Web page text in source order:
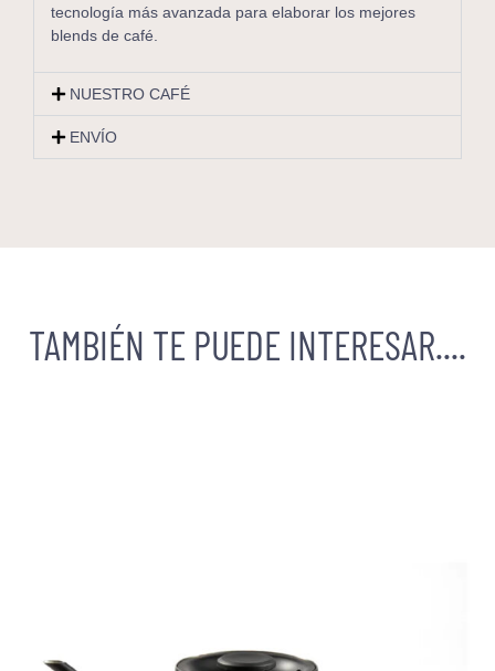
tecnología más avanzada para elaborar los mejores
blends de café.
NUESTRO CAFÉ
ENVÍO
TAMBIÉN TE PUEDE INTERESAR....